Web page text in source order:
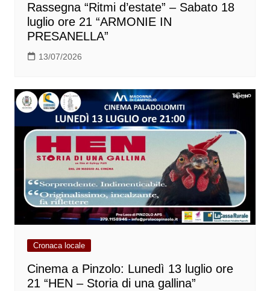
Rassegna “Ritmi d’estate” – Sabato 18
luglio ore 21 “ARMONIE IN
PRESANELLA”
13/07/2026
Cronaca locale
Cinema a Pinzolo: Lunedì 13 luglio ore
21 “HEN – Storia di una gallina”